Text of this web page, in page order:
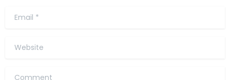
Email*
Website
Comment